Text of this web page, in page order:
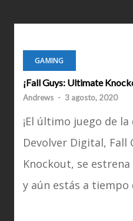
GAMING
¡Fall Guys: Ultimate
Andrews - 3 agosto, 2020
¡El último juego de
Devolver Digital, Fall
Knockout, se
y aún estás a